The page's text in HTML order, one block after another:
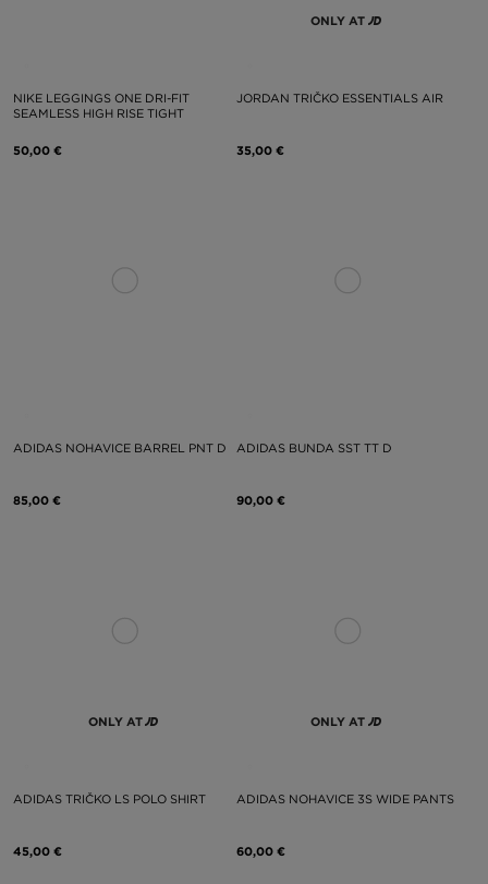
NIKE LEGGINGS ONE DRI-FIT
SEAMLESS HIGH RISE TIGHT
50,00 €
ONLY AT
JORDAN TRIČKO ESSENTIALS AIR
35,00 €
ADIDAS NOHAVICE BARREL PNT D
85,00 €
ADIDAS BUNDA SST TT D
90,00 €
ONLY AT
ADIDAS TRIČKO LS POLO SHIRT
45,00 €
ONLY AT
ADIDAS NOHAVICE 3S WIDE PANTS
60,00 €